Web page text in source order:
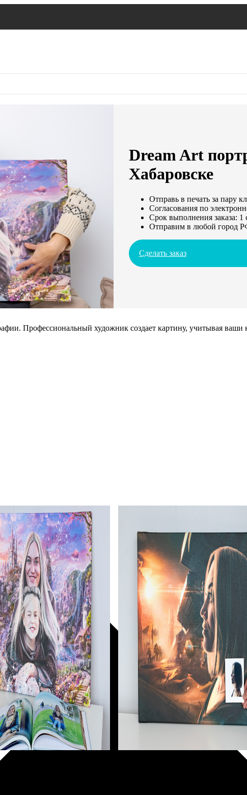
Dream Art
Хабаровске
Отправь в печать за пару
Согласования по
Срок выполнения заказа: 1
Отправим в любой город
Сделать заказ
Профессиональный художник создает картину, учитывая ваши